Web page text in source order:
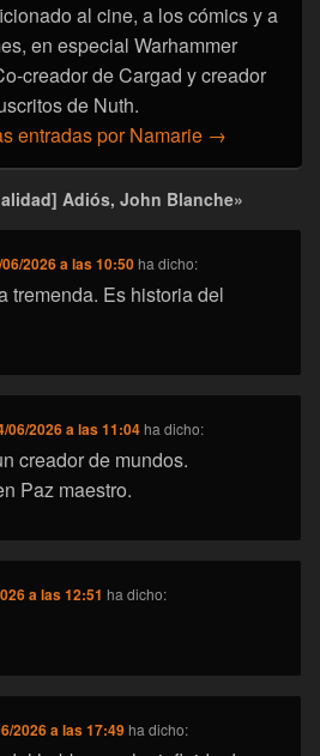
al cine, a los cómics y a
en especial Warhammer
creador de Cargad y creador
de Nuth.
entradas por Namarie →
Adiós, John Blanche»
2026 a las 10:50 ha dicho:
tremenda. Es historia del
06/2026 a las 11:04 ha dicho:
creador de mundos.
Paz maestro.
a las 12:51 ha dicho:
2026 a las 17:49 ha dicho: